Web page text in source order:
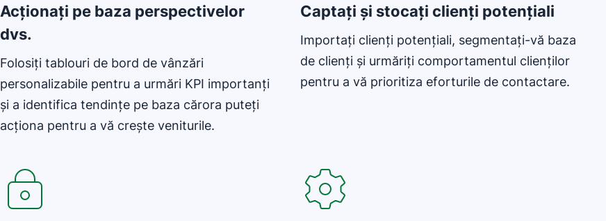
Acționați pe baza perspectivelor
dvs.
Folosiți tablouri de bord de vânzări
personalizabile pentru a urmări KPI importanți
și a identifica tendințe pe baza cărora puteți
acționa pentru a vă crește veniturile.
Captați și stocați clienți potențiali
Importați clienți potențiali, segmentați-vă baza
de clienți și urmăriți comportamentul clienților
pentru a vă prioritiza eforturile de contactare.